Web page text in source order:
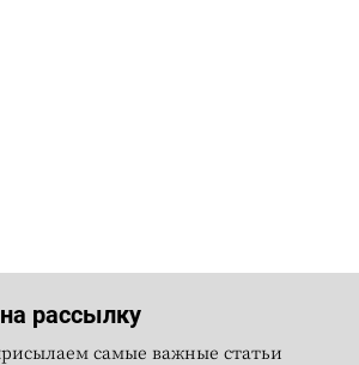
рассылку
самые важные статьи